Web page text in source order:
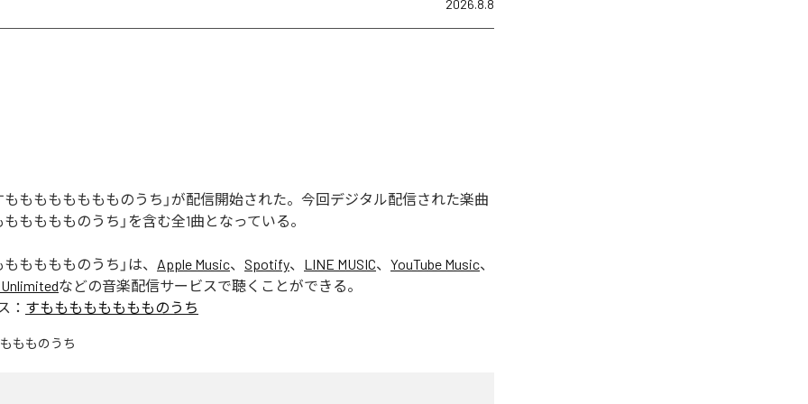
2026.8.8
もももももももものうち」が配信開始された。今回デジタル配信された楽曲
もももものうち」を含む全1曲となっている。
もももものうち 」は、 Apple Music、 Spotify、 LINE MUSIC、 YouTube Music、
などの音楽配信サービスで聴くことができる。
： すもももももももものうち